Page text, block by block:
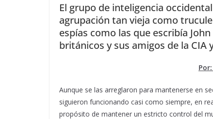
El grupo de inteligencia
agrupación tan vieja como
espías como las que escribía
británicos y sus amigos de la CIA
Aunque se las arreglaron para mantenerse en
siguieron funcionando casi como siempre, en
propósito de mantener un estricto control del